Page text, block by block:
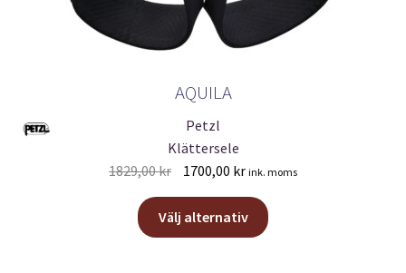
AQUILA
Petzl
Klättersele
1829,00kr
Det
priset
var:
1700,00 krDet
priset
är:
ink. moms
Välj alternativ
Den
här